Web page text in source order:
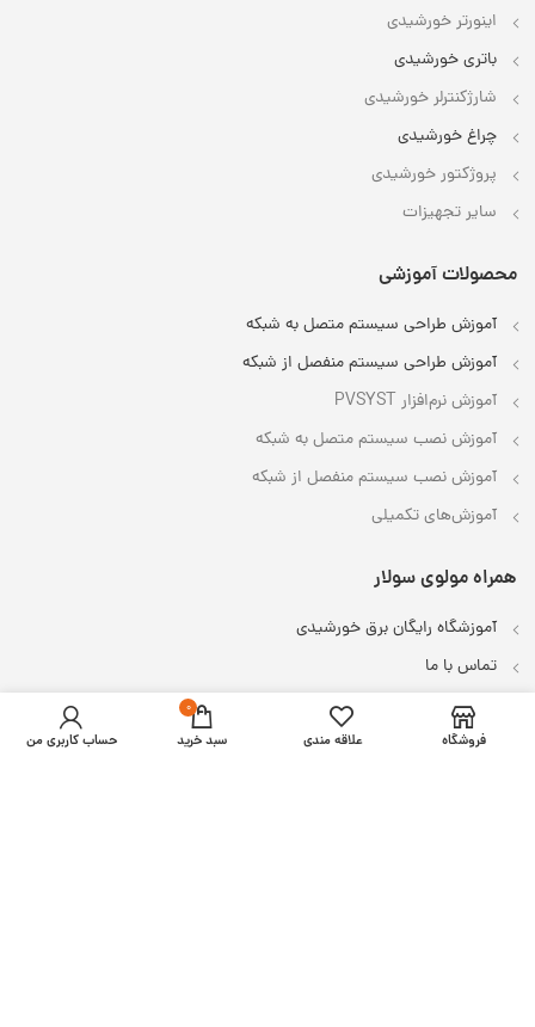
اینورتر خورشیدی
باتری خورشیدی
شارژکنترلر خورشیدی
چراغ خورشیدی
پروژکتور خورشیدی
سایر تجهیزات
محصولات آموزشی
آموزش طراحی سیستم متصل به شبکه
آموزش طراحی سیستم منفصل از شبکه
آموزش نرم‌افزار PVSYST
آموزش نصب سیستم متصل به شبکه
آموزش نصب سیستم منفصل از شبکه
آموزش‌های تکمیلی
همراه مولوی سولار
آموزشگاه رایگان برق خورشیدی
تماس با ما
درباره ما
فروشگاه علاقه مندی
0
سبد خرید حساب کاربری من